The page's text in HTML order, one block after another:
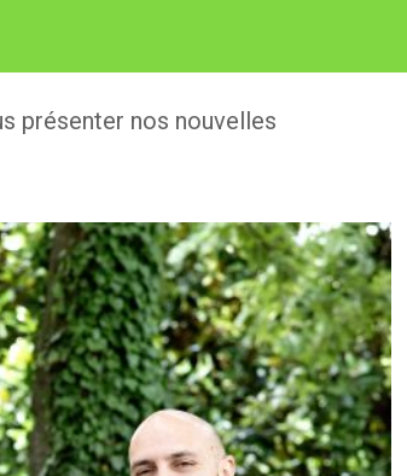
présenter nos nouvelles